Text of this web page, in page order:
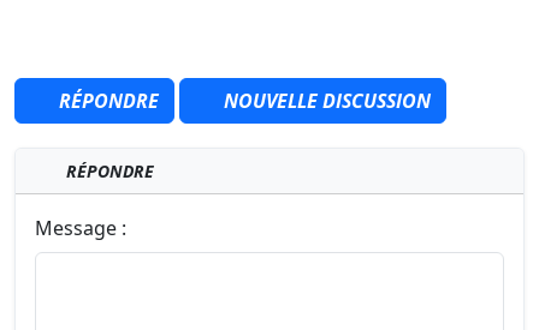
RÉPONDRE NOUVELLE DISCUSSION
RÉPONDRE
Message :